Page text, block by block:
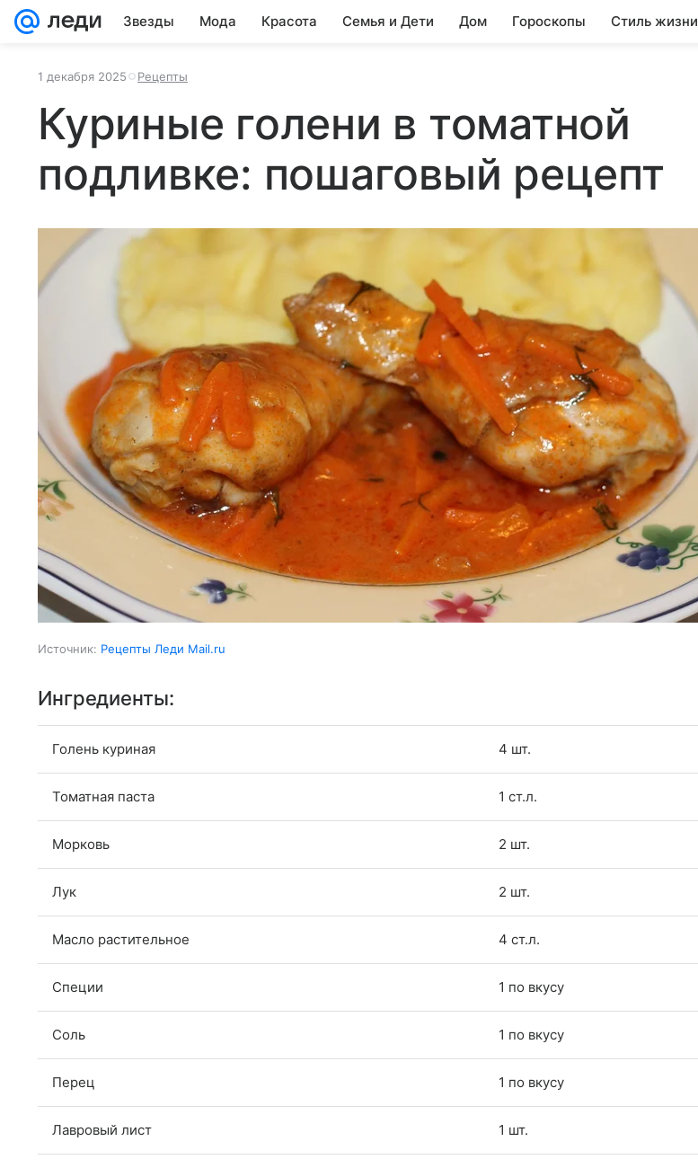
Звезды Мода Красота Семья и Дети Дом Гороскопы Стиль жизни
1 декабря 2025 Рецепты
Куриные голени в томатной
подливке: пошаговый рецепт
Источник: Рецепты Леди Mail.ru
Ингредиенты:
Голень куриная 4 шт.
Томатная паста 1 ст.л.
Морковь 2 шт.
Лук 2 шт.
Масло растительное 4 ст.л.
Специи 1 по вкусу
Соль 1 по вкусу
Перец 1 по вкусу
Лавровый лист 1 шт.